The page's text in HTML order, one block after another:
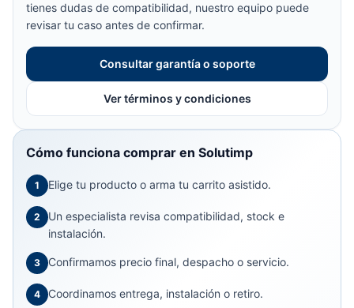
tienes dudas de compatibilidad, nuestro equipo puede
revisar tu caso antes de confirmar.
Consultar garantía o soporte
Ver términos y condiciones
Cómo funciona comprar en Solutimp
1 Elige tu producto o arma tu carrito asistido.
2
Un especialista revisa compatibilidad, stock e
instalación.
3 Confirmamos precio final, despacho o servicio.
4 Coordinamos entrega, instalación o retiro.